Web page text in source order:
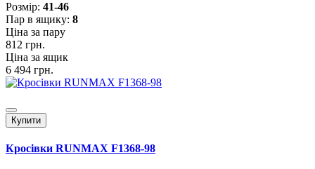
Розмiр: 41-46
Пар в ящику: 8
Ціна за пару
812 грн.
Ціна за ящик
6 494 грн.
Купити
Кросівки RUNMAX F1368-98